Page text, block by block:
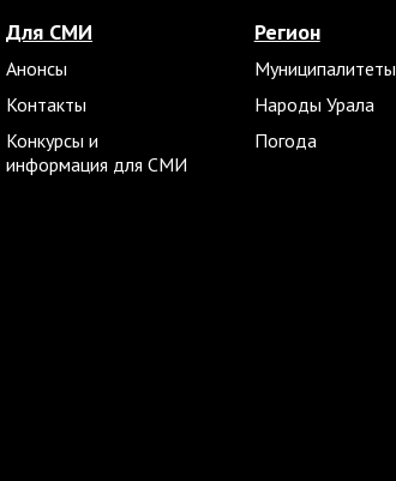
Для СМИ
Анонсы
Контакты
Конкурсы и
информация для СМИ
Регион
Муниципалитеты
Народы Урала
Погода